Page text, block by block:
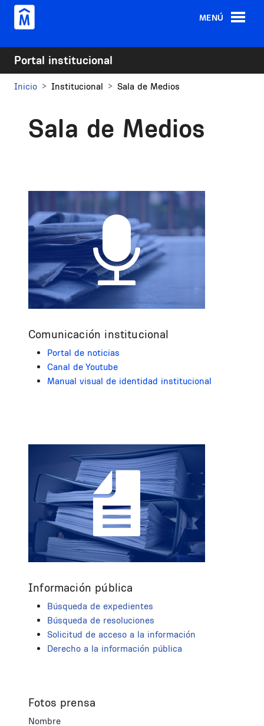
Pasar al contenido principal
MENÚ
Portal institucional
Inicio Institucional Sala de Medios
Sala de Medios
Comunicación institucional
Portal de noticias
Canal de Youtube
Manual visual de identidad institucional
Información pública
Búsqueda de expedientes
Búsqueda de resoluciones
Solicitud de acceso a la información
Derecho a la información pública
Fotos prensa
Nombre